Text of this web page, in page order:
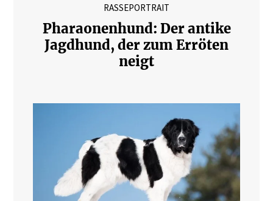
RASSEPORTRAIT
Pharaonenhund: Der antike
Jagdhund, der zum Erröten
neigt